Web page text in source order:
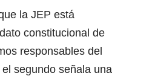
la JEP está
constitucional de
responsables del
segundo señala una